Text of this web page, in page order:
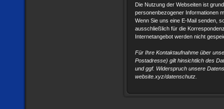
Die Nutzung der Webseiten ist
personenbezogener Informationen
Wenn Sie uns eine E-Mail senden,
ausschließlich für die
Internetangebot werden nicht
Für Ihre Kontaktaufnahme über
Postadresse) gilt hinsichtlich des
und ggf. Widerspruch unsere
website.xyz/datenschutz.